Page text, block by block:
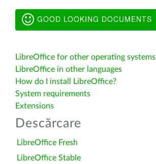
GOOD LOOKING DOCUMENTS
LibreOffice for other operating systems
LibreOffice in other languages
How do I install LibreOffice?
System requirements
Extensions
Descărcare
LibreOffice Fresh
LibreOffice Stable